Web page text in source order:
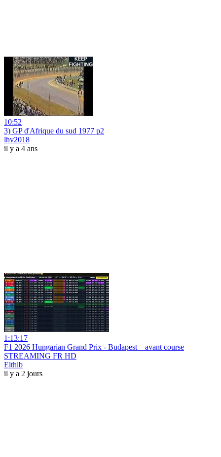
10:52
3) GP d'Afrique du sud 1977 p2
lhv2018
il y a 4 ans
1:13:17
F1 2026 Hungarian Grand Prix - Budapest _ avant course
STREAMING FR HD
Elthib
il y a 2 jours